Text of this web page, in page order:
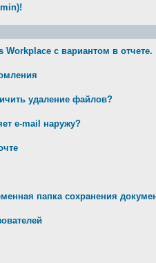
Workplace с вариантом в отчете.
удаление файлов?
e-mail наружу?
папка сохранения